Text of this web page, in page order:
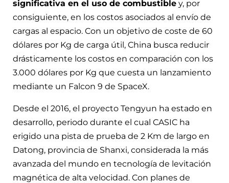
significativa en el uso de combustible y, por
consiguiente, en los costos asociados al envío de
cargas al espacio. Con un objetivo de coste de 60
dólares por Kg de carga útil, China busca reducir
drásticamente los costos en comparación con los
3.000 dólares por Kg que cuesta un lanzamiento
mediante un Falcon 9 de SpaceX.
Desde el 2016, el proyecto Tengyun ha estado en
desarrollo, periodo durante el cual CASIC ha
erigido una pista de prueba de 2 Km de largo en
Datong, provincia de Shanxi, considerada la más
avanzada del mundo en tecnología de levitación
magnética de alta velocidad. Con planes de